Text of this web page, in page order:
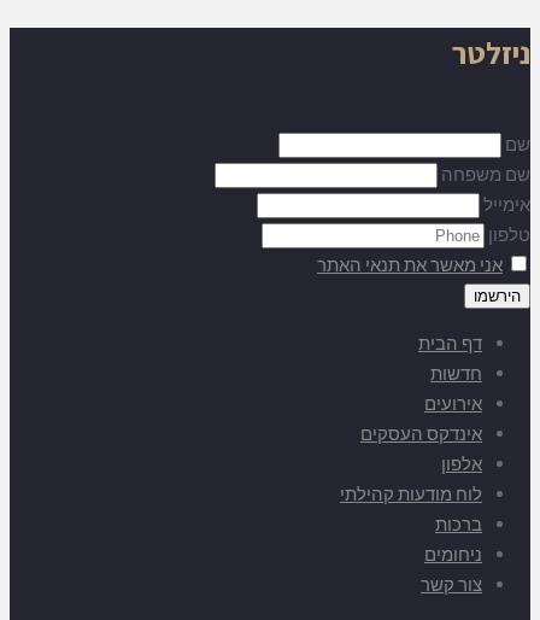
ניזלטר
שם
שם משפחה
אימייל
טלפון
אני מאשר את תנאי האתר
דף הבית
חדשות
אירועים
אינדקס העסקים
אלפון
לוח מודעות קהילתי
ברכות
ניחומים
צור קשר